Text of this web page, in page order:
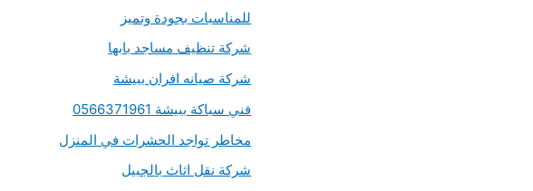
للمناسبات بجودة وتميز
شركة تنظيف مساجد بابها
شركة صيانه افران ببيشة
فني سباكة ببيشة 0566371961
مخاطر تواجد الحشرات في المنزل
شركة نقل اثاث بالجبيل